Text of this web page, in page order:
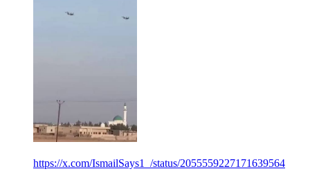
https://x.com/IsmailSays1_/status/2055559227171639564